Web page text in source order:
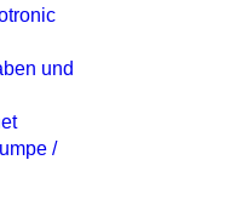
und
/